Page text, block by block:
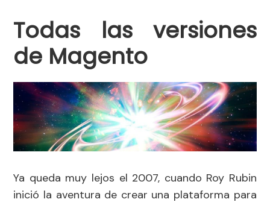
Todas las versiones
de Magento
Ya queda muy lejos el 2007, cuando Roy Rubin
inició la aventura de crear una plataforma para